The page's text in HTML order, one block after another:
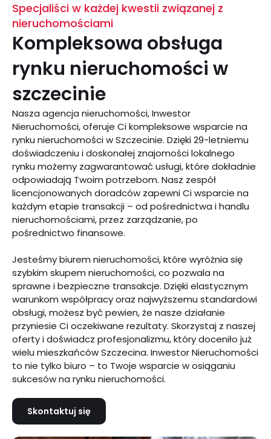
Specjaliści w każdej kwestii związanej z
nieruchomościami
Kompleksowa obsługa
rynku nieruchomości w
szczecinie
Nasza agencja nieruchomości, Inwestor
Nieruchomości, oferuje Ci kompleksowe wsparcie na
rynku nieruchomości w Szczecinie. Dzięki 29-letniemu
doświadczeniu i doskonałej znajomości lokalnego
rynku możemy zagwarantować usługi, które dokładnie
odpowiadają Twoim potrzebom. Nasz zespół
licencjonowanych doradców zapewni Ci wsparcie na
każdym etapie transakcji – od pośrednictwa i handlu
nieruchomościami, przez zarządzanie, po
pośrednictwo finansowe.
Jesteśmy biurem nieruchomości, które wyróżnia się
szybkim skupem nieruchomości, co pozwala na
sprawne i bezpieczne transakcje. Dzięki elastycznym
warunkom współpracy oraz najwyższemu standardowi
obsługi, możesz być pewien, że nasze działanie
przyniesie Ci oczekiwane rezultaty. Skorzystaj z naszej
oferty i doświadcz profesjonalizmu, który doceniło już
wielu mieszkańców Szczecina. Inwestor Nieruchomości
to nie tylko biuro – to Twoje wsparcie w osiąganiu
sukcesów na rynku nieruchomości.
Skontaktuj się